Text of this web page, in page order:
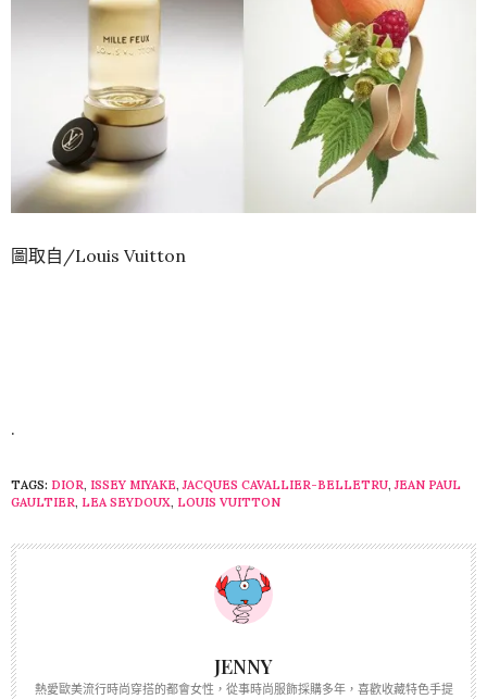
圖取自/Louis Vuitton
.
TAGS: DIOR, ISSEY MIYAKE,JACQUES CAVALLIER-BELLETRU,JEAN PAUL
GAULTIER, LEA SEYDOUX, LOUIS VUITTON
JENNY
熱愛歐美流行時尚穿搭的都會女性，從事時尚服飾採購多年，喜歡收藏特色手提